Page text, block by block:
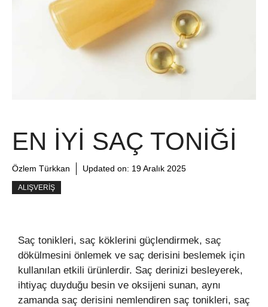
EN İYI SAÇ TONIĞI
Özlem Türkkan Updated on: 19 Aralık 2025
ALIŞVERIŞ
Saç tonikleri, saç köklerini güçlendirmek, saç
dökülmesini önlemek ve saç derisini beslemek için
kullanılan etkili ürünlerdir. Saç derinizi besleyerek,
ihtiyaç duyduğu besin ve oksijeni sunan, aynı
zamanda saç derisini nemlendiren saç tonikleri, saç